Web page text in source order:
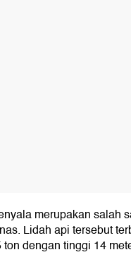
merupakan salah
Lidah api tersebut
dengan tinggi 14